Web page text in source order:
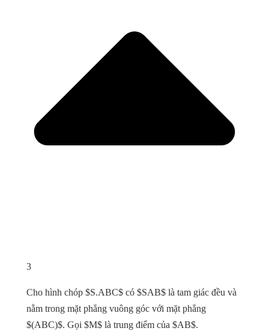
3
Cho hình chóp $S.ABC$ có $SAB$ là tam giác đều và
nằm trong mặt phẳng vuông góc với mặt phẳng
$(ABC)$. Gọi $M$ là trung điểm của $AB$.